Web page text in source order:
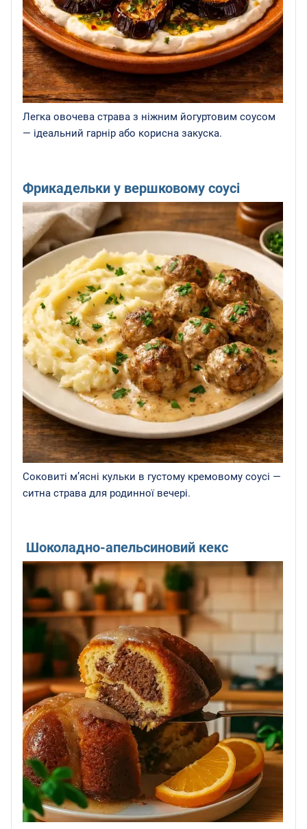
Легка овочева страва з ніжним йогуртовим соусом
— ідеальний гарнір або корисна закуска.
Фрикадельки у вершковому соусі
Соковиті м’ясні кульки в густому кремовому соусі —
ситна страва для родинної вечері.
Шоколадно-апельсиновий кекс